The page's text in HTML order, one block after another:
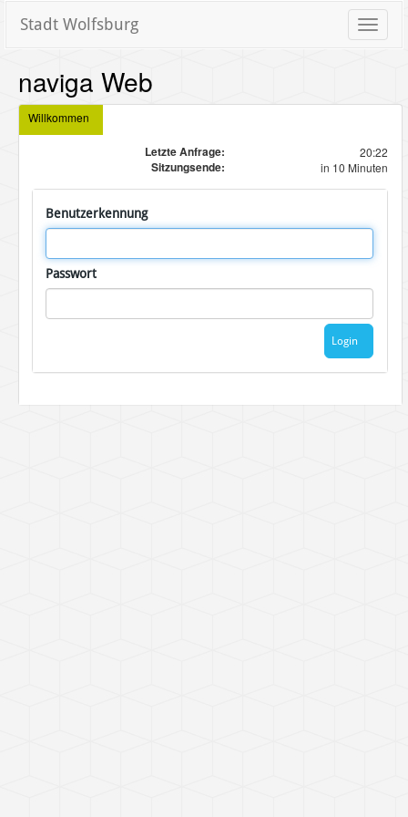
Toggle
Stadt Wolfsburg
naviga Web
Willkommen
Letzte Anfrage: 20:22
Sitzungsende: in 10 Minuten
Benutzerkennung
Passwort